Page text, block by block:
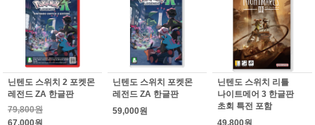
닌텐도 스위치 2 포켓몬
레전드 ZA 한글판
79,800원
67,000원
닌텐도 스위치 포켓몬
레전드 ZA 한글판
59,000원
닌텐도 스위치 리틀
나이트메어 3 한글판
초회 특전 포함
49,800원